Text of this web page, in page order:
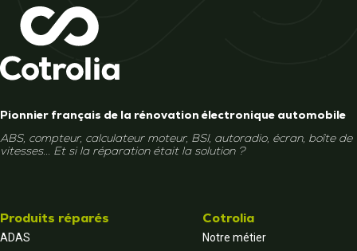
Pionnier français de la rénovation électronique automobile
ABS, compteur, calculateur moteur, BSI, autoradio, écran, boîte de
vitesses... Et si la réparation était la solution ?
Produits réparés
ADAS
Cotrolia
Notre métier